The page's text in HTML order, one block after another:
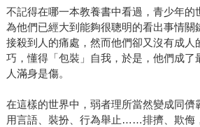
不記得在哪一本教養書中看過，青少年的
為他們已經大到能夠很聰明的看出事情關
接殺到人的痛處，然而他們卻又沒有成人
巧，懂得「包裝」自我，於是，他們成了
人滿身是傷。
在這樣的世界中，弱者理所當然變成同儕
用言語、裝扮、行為舉止……排擠、欺侮